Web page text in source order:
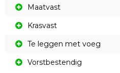
Maatvast
Krasvast
Te leggen met voeg
Vorstbestendig